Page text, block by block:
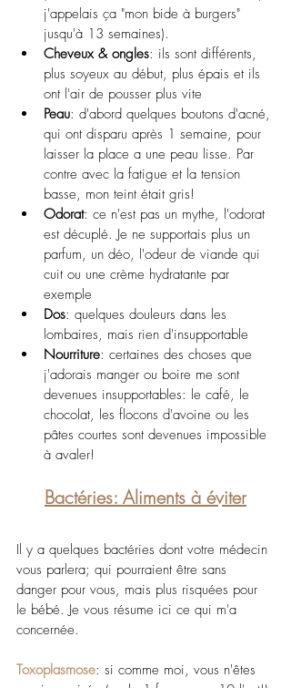
j'appelais ça "mon bide à burgers"
jusqu'à 13 semaines).
Cheveux & ongles: ils sont différents,
plus soyeux au début, plus épais et ils
ont l'air de pousser plus vite
Peau: d'abord quelques boutons d'acné,
qui ont disparu après 1 semaine, pour
laisser la place a une peau lisse. Par
contre avec la fatigue et la tension
basse, mon teint était gris!
Odorat: ce n'est pas un mythe, l'odorat
est décuplé. Je ne supportais plus un
parfum, un déo, l'odeur de viande qui
cuit ou une crème hydratante par
exemple
Dos: quelques douleurs dans les
lombaires, mais rien d'insupportable
Nourriture: certaines des choses que
j'adorais manger ou boire me sont
devenues insupportables: le café, le
chocolat, les flocons d'avoine ou les
pâtes courtes sont devenues impossible
à avaler!
Bactéries: Aliments à éviter
Il y a quelques bactéries dont votre médecin
vous parlera; qui pourraient être sans
danger pour vous, mais plus risquées pour
le bébé. Je vous résume ici ce qui m'a
concernée.
Toxoplasmose: si comme moi, vous n'êtes